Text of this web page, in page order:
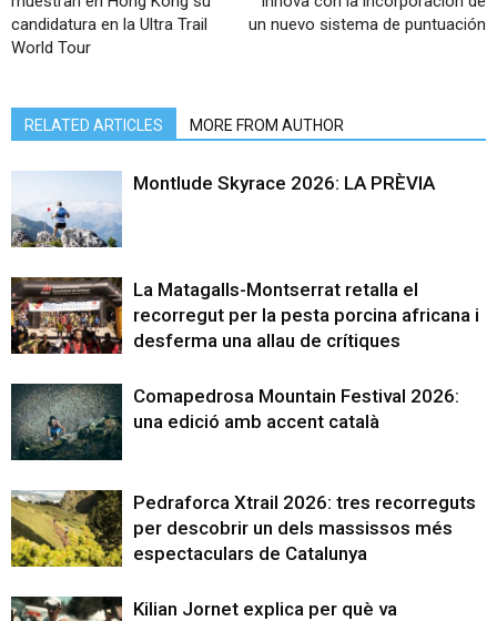
candidatura en la Ultra Trail
World Tour
un nuevo sistema de puntuación
RELATED ARTICLES MORE FROM AUTHOR
Montlude Skyrace 2026: LA PRÈVIA
La Matagalls-Montserrat retalla el
recorregut per la pesta porcina africana i
desferma una allau de crítiques
Comapedrosa Mountain Festival 2026:
una edició amb accent català
Pedraforca Xtrail 2026: tres recorreguts
per descobrir un dels massissos més
espectaculars de Catalunya
Kilian Jornet explica per què va